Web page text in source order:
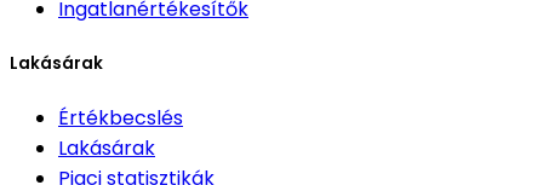
Ingatlanértékesítők
Lakásárak
Értékbecslés
Lakásárak
Piaci statisztikák